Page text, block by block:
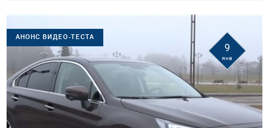
АНОНС ВИДЕО-ТЕСТА
9
янв